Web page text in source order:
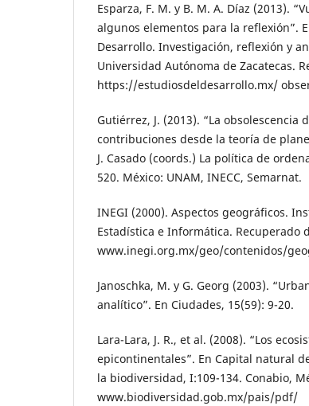
Esparza, F. M. y B. M. A. Díaz (2013).
algunos elementos para la reflexión”.
Desarrollo. Investigación, reflexión y
Universidad Autónoma de Zacatecas.
https://estudiosdeldesarrollo.mx/
Gutiérrez, J. (2013). “La
contribuciones desde la teoría de
J. Casado (coords.) La política de
520. México: UNAM, INECC, Semarnat.
INEGI (2000). Aspectos geográficos.
Estadística e Informática. Recuperado
www.inegi.org.mx/geo/contenidos/
Janoschka, M. y G. Georg (2003).
analítico”. En Ciudades, 15(59): 9-20.
Lara-Lara, J. R., et al. (2008). “Los
epicontinentales”. En Capital natural
la biodiversidad, I:109-134. Conabio,
www.biodiversidad.gob.mx/pais/pdf/